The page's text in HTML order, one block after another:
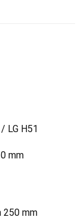
LG H51
mm
250 mm